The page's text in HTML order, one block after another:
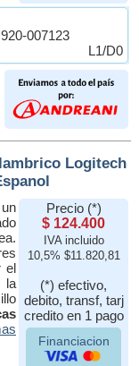
007123
L1/D0
Logitech
el
la
Precio (*)
$ 124.400
IVA incluido
10,5% $11.820,81
(*) efectivo,
debito, transf, tarj
credito en 1 pago
Financiacion